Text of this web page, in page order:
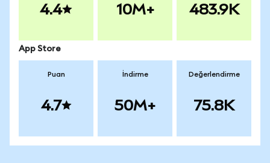
4.4 10M+ 483.9K
App Store
Puan
4.7
İndirme
50M+
Değerlendirme
75.8K